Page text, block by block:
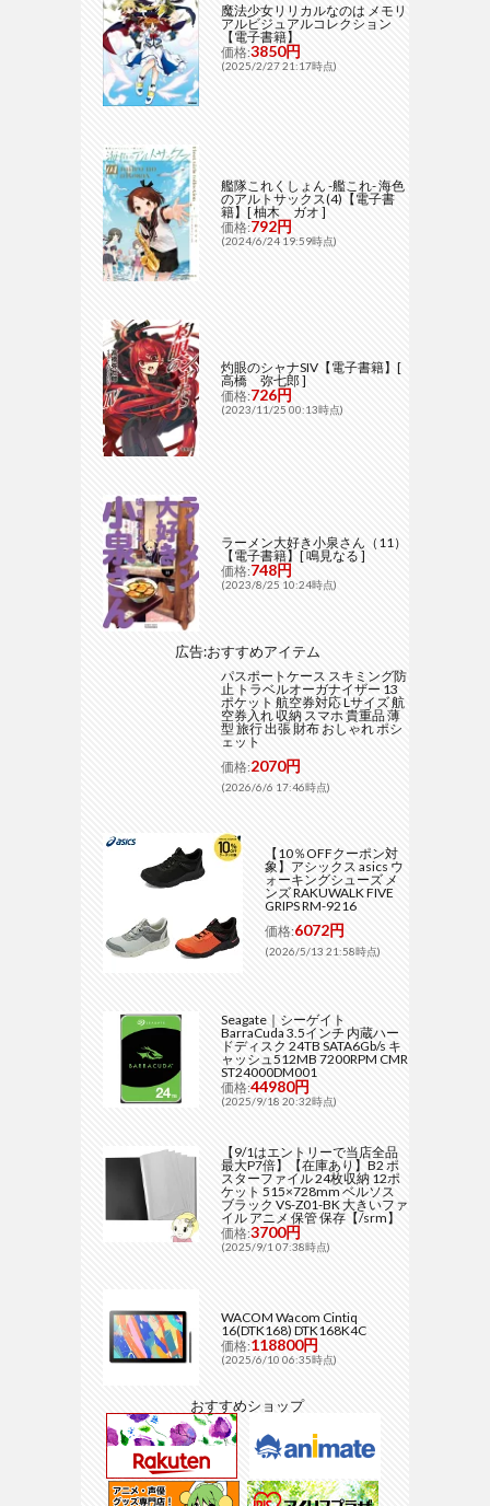
魔法少女リリカルなのは メモリ
アルビジュアルコレクション
【電子書籍】
価格:3850円
(2025/2/27 21:17時点)
艦隊これくしょん -艦これ- 海色
のアルトサックス(4)【電子書
籍】[ 柚木 ガオ ]
価格:792円
(2024/6/24 19:59時点)
灼眼のシャナSIV【電子書籍】[
高橋 弥七郎 ]
価格:726円
(2023/11/25 00:13時点)
ラーメン大好き小泉さん（11）
【電子書籍】[ 鳴見なる ]
価格:748円
(2023/8/25 10:24時点)
広告:おすすめアイテム
パスポートケース スキミング防
止 トラベルオーガナイザー 13
ポケット 航空券対応 Lサイズ 航
空券入れ 収納 スマホ 貴重品 薄
型 旅行 出張 財布 おしゃれ ポシ
ェット
価格:2070円
(2026/6/6 17:46時点)
【10％OFFクーポン対
象】アシックス asics ウ
ォーキングシューズ メ
ンズ RAKUWALK FIVE
GRIPS RM-9216
価格:6072円
(2026/5/13 21:58時点)
Seagate｜シーゲイト
BarraCuda 3.5インチ 内蔵ハー
ドディスク 24TB SATA6Gb/s キ
ャッシュ512MB 7200RPM CMR
ST24000DM001
価格:44980円
(2025/9/18 20:32時点)
【9/1はエントリーで当店全品
最大P7倍】【在庫あり】B2 ポ
スターファイル 24枚収納 12ポ
ケット 515×728mm ベルソス
ブラック VS-Z01-BK 大きいファ
イル アニメ 保管 保存【/srm】
価格:3700円
(2025/9/1 07:38時点)
WACOM Wacom Cintiq
16(DTK168) DTK168K4C
価格:118800円
(2025/6/10 06:35時点)
おすすめショップ